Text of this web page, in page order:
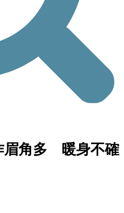
眉角多 暖身不確